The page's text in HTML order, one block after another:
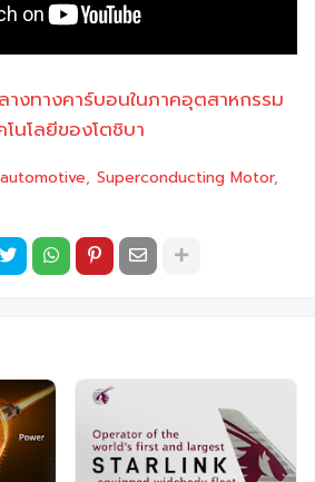
างทางคาร์บอนในภาคอุตสาหกรรม
นโลยีของโตชิบา
automotive Superconducting Motor